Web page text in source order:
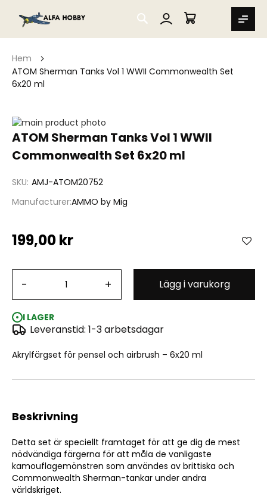
SEARCH
MIN VARUKORG
Hem
ATOM Sherman Tanks Vol 1 WWII Commonwealth Set
6x20 ml
ATOM Sherman Tanks Vol 1 WWII
Commonwealth Set 6x20 ml
SKU AMJ-ATOM20752
ManufacturerAMMO by Mig
199,00 kr
- + Lägg i varukorg
I LAGER
Leveranstid: 1-3 arbetsdagar
Akrylfärgset för pensel och airbrush – 6x20 ml
Hoppa
till
av
ATOM Sherman Tanks Vol 1 WWII Commonwealth Set
Hoppa
början
bildgalleriet
Beskrivning
Detta set är speciellt framtaget för att ge dig de mest
nödvändiga färgerna för att måla de vanligaste
kamouflagemönstren som användes av brittiska och
Commonwealth Sherman-tankar under andra
världskriget.